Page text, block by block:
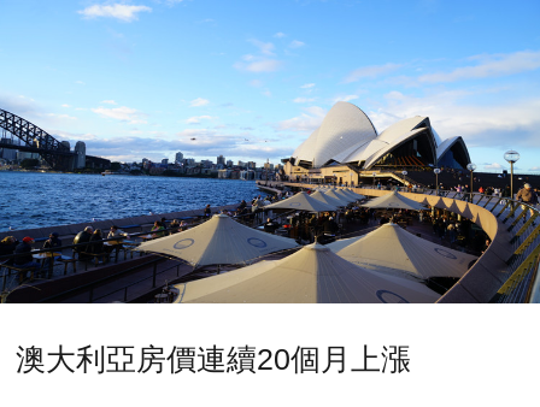
澳大利亞房價連續20個月上漲